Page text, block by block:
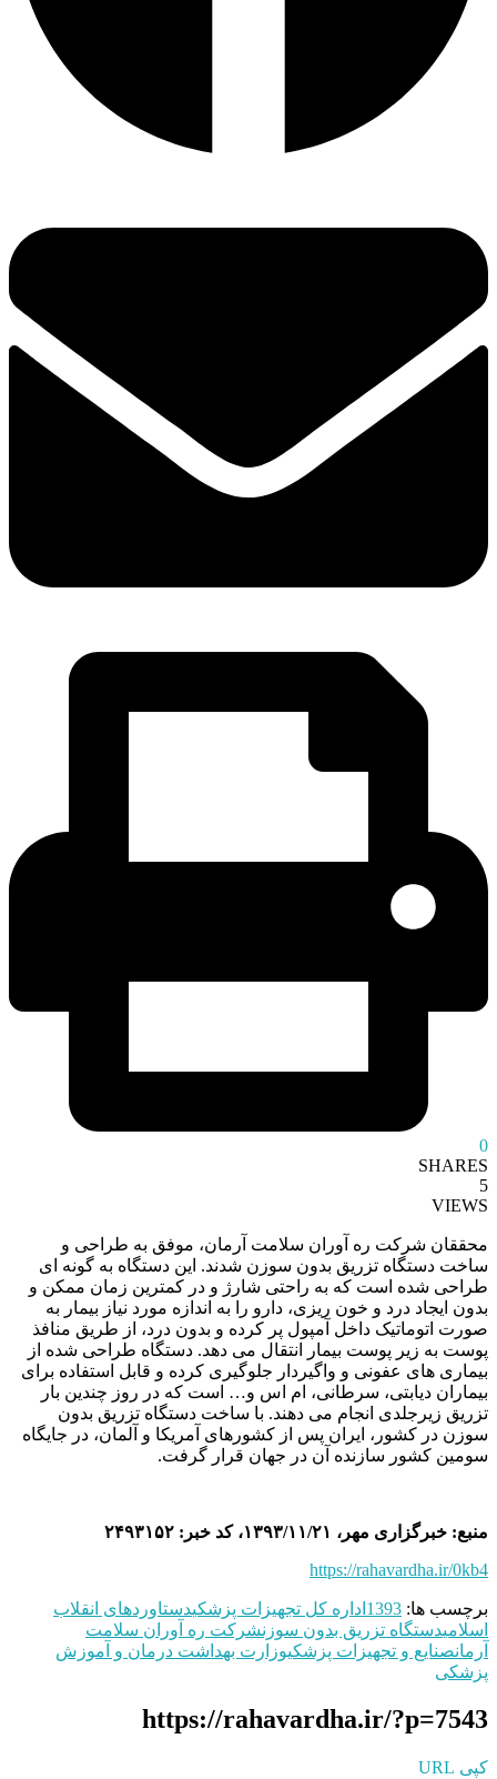
0
SHARES
5
VIEWS
محققان شرکت ره آوران سلامت آرمان، موفق به طراحی و
ساخت دستگاه تزریق بدون سوزن شدند. این دستگاه به گونه‌ ای
طراحی شده است که به راحتی شارژ و در کمترین زمان ممکن و
بدون ایجاد درد و خون‌ ریزی، دارو را به اندازه مورد نیاز بیمار به
صورت اتوماتیک داخل آمپول پر کرده و بدون درد، از طریق منافذ
پوست به زیر پوست بیمار انتقال می دهد. دستگاه طراحی شده از
بیماری های عفونی و واگیردار جلوگیری کرده و قابل استفاده برای
بیماران دیابتی، سرطانی، ام اس و… است که در روز چندین بار
تزریق زیرجلدی انجام می دهند. با ساخت دستگاه تزریق بدون
سوزن در کشور، ایران پس از کشورهای آمریکا و آلمان، در جایگاه
سومین کشور سازنده آن در جهان قرار گرفت.
منبع: خبرگزاری مهر، ۱۳۹۳/۱۱/۲۱، کد خبر: ۲۴۹۳۱۵۲
https://rahavardha.ir/0kb4
برچسب ها: 1393 اداره کل تجهیزات پزشکیدستاوردهای انقلاب
اسلامیدستگاه تزریق بدون سوزنشرکت ره آوران سلامت
آرمانصنایع و تجهیزات پزشکیوزارت بهداشت درمان و آموزش
پزشکی
https://rahavardha.ir/?p=7543
کپی URL